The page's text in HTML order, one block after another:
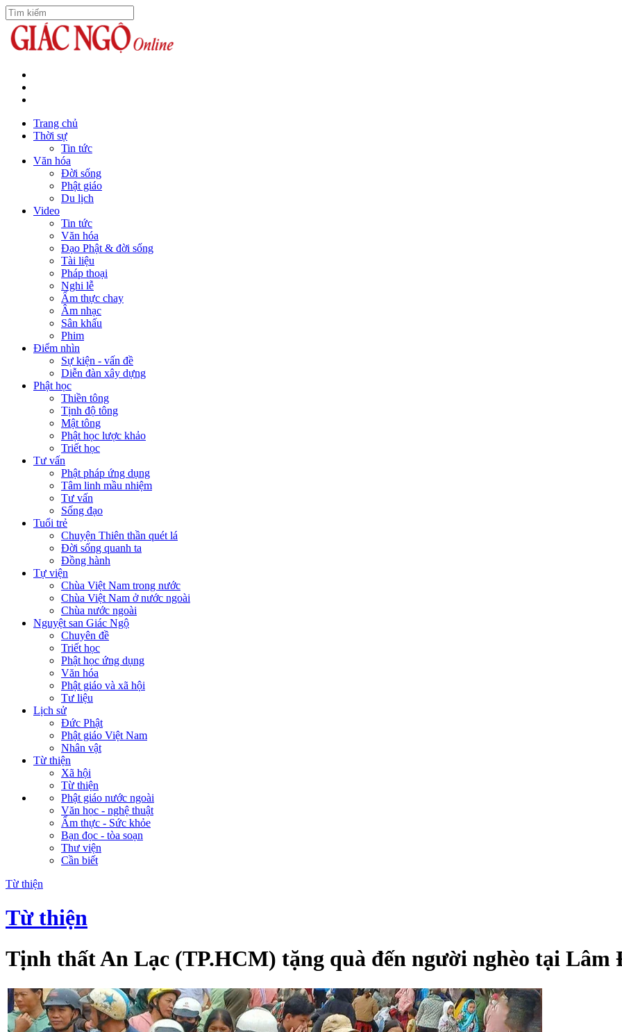
Trang chủ
Thời sự
Tin tức
Văn hóa
Đời sống
Phật giáo
Du lịch
Video
Tin tức
Văn hóa
Đạo Phật & đời sống
Tài liệu
Pháp thoại
Nghi lễ
Ẩm thực chay
Âm nhạc
Sân khấu
Phim
Điểm nhìn
Sự kiện - vấn đề
Diễn đàn xây dựng
Phật học
Thiền tông
Tịnh độ tông
Mật tông
Phật học lược khảo
Triết học
Tư vấn
Phật pháp ứng dụng
Tâm linh mầu nhiệm
Tư vấn
Sống đạo
Tuổi trẻ
Chuyện Thiên thần quét lá
Đời sống quanh ta
Đồng hành
Tự viện
Chùa Việt Nam trong nước
Chùa Việt Nam ở nước ngoài
Chùa nước ngoài
Nguyệt san Giác Ngộ
Chuyên đề
Triết học
Phật học ứng dụng
Văn hóa
Phật giáo và xã hội
Tư liệu
Lịch sử
Đức Phật
Phật giáo Việt Nam
Nhân vật
Từ thiện
Xã hội
Từ thiện
Phật giáo nước ngoài
Văn học - nghệ thuật
Ẩm thực - Sức khỏe
Bạn đọc - tòa soạn
Thư viện
Cần biết
Từ thiện
Từ thiện
Tịnh thất An Lạc (TP.HCM) tặng quà đến người nghèo tại Lâm